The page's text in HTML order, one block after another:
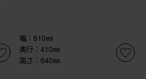
幅：610㎜
奥行：410㎜
高さ：640㎜